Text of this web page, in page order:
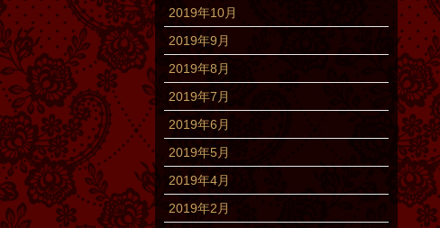
2019年10月
2019年9月
2019年8月
2019年7月
2019年6月
2019年5月
2019年4月
2019年2月